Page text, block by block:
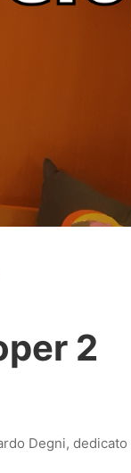
2
Degni, dedicato